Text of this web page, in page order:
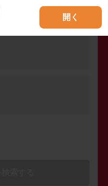
開く